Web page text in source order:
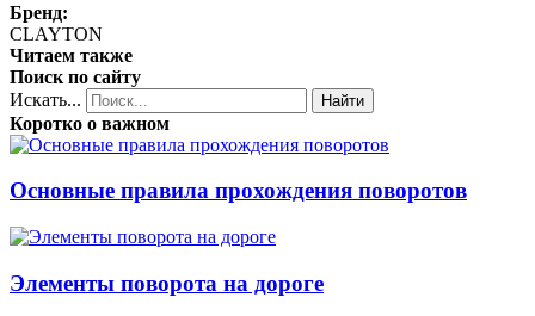
Бренд:
CLAYTON
Читаем также
Поиск по сайту
Искать...
Найти
Коротко о важном
Основные правила прохождения поворотов
Элементы поворота на дороге